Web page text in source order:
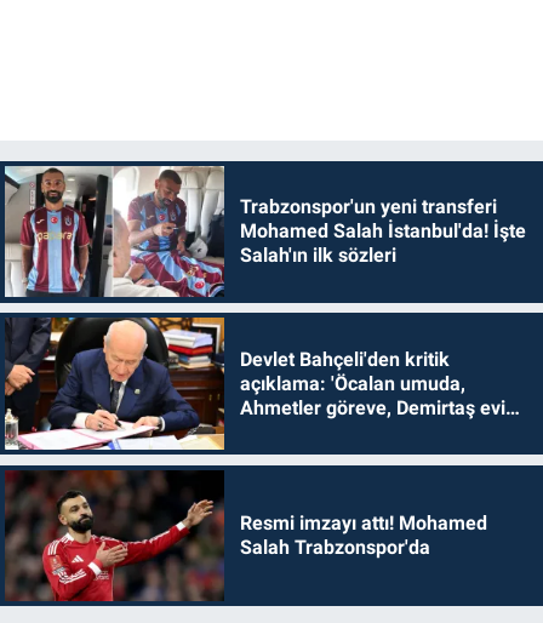
Trabzonspor'un yeni transferi
Mohamed Salah İstanbul'da! İşte
Salah'ın ilk sözleri
Devlet Bahçeli'den kritik
açıklama: 'Öcalan umuda,
Ahmetler göreve, Demirtaş evine
Resmi imzayı attı! Mohamed
Salah Trabzonspor'da